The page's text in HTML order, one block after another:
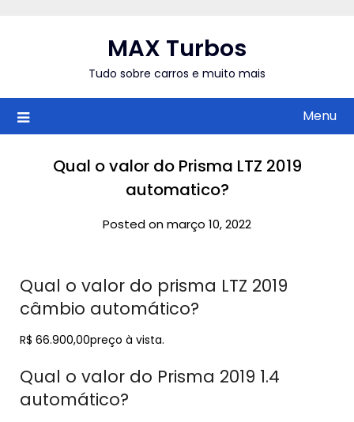
MAX Turbos
Tudo sobre carros e muito mais
Menu
Qual o valor do Prisma LTZ 2019
automatico?
Posted on março 10, 2022
Qual o valor do prisma LTZ 2019
câmbio automático?
R$ 66.900,00preço à vista.
Qual o valor do Prisma 2019 1.4
automático?